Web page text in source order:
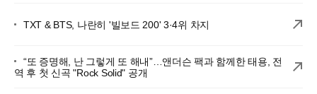
TXT & BTS, 나란히 '빌보드 200' 3·4위 차지
“또 증명해, 난 그렇게 또 해내”…앤더슨 팩과 함께한 태용, 전
역 후 첫 신곡 "Rock Solid" 공개